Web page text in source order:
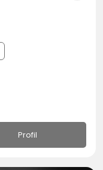
Profil